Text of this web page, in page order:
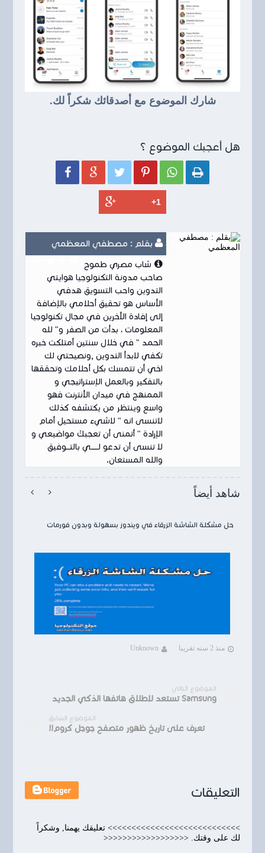
شارك الموضوع مع أصدقائك شكراً لك.
هل أعجبك الموضوع ؟
     
بقلم : مصطفي المعظمي
شاب مصري طموح
صاحب مدونة التكنولوجيا هوايتي
التدوين واحب التسويق هدفي
الأساس هو تحقيق أحلامي بالإضافة
إلى إفادة الأخرين في مجال تكنولوجيا
المعلومات ، بدأت من الصفر و" لله
الحمد " في خلال سنتين أمتلكت خبره
تكفي لابدأ التدوين ,ونصيحتي لك
اخي أن تتمسك بكل أحلامك وتحققها
بالتفكير وبالعمل الإستراتيجي و
الممنهج في ميدان الأنترنت فهو
واسع وينتظر من يكتشفه كذلك
لاتنسى انه " لاشيء مستحيل أمام
الإرادة " أتمنى أن تعجبكَ مواضيعي و
لا تنسى أن تدعو لــــــي بالتـــوفيق
والله المستعان.
شاهد أيضاً
حل مشكلة الشاشة الزرقاء في ويندوز بسهولة وبدون فورمات
منذ 2 سنه تقريبا Unknown
 
الموضوع التالي
Samsung تستعد لإطلاق هاتفها الذكي الجديد
الموضوع السابق
تعرف على تاريخ ظهور متصفح جوجل كروم!!
التعليقات
>>>>>>>>>>>>>>>>>>>>>>>>>>>> تعليقك يهمنا, وشكراً
لك على وقتك. <<<<<<<<<<<<<<<<<<